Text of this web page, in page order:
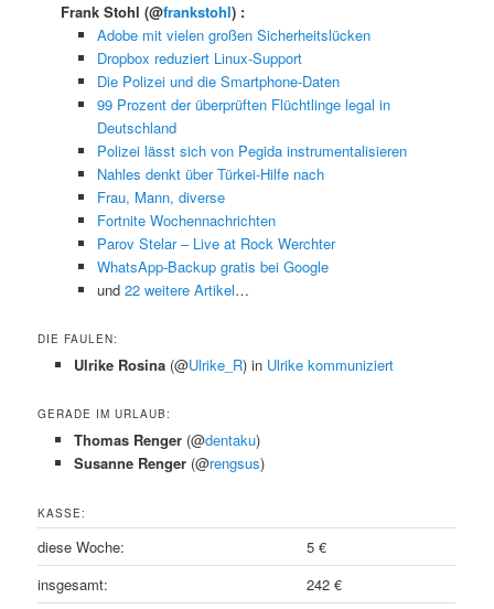
Frank Stohl(@frankstohl) :
Adobe mit vielen großen Sicherheitslücken
Dropbox reduziert Linux-Support
Die Polizei und die Smartphone-Daten
99 Prozent der überprüften Flüchtlinge legal in
Deutschland
Polizei lässt sich von Pegida instrumentalisieren
Nahles denkt über Türkei-Hilfe nach
Frau, Mann, diverse
Fortnite Wochennachrichten
Parov Stelar – Live at Rock Werchter
WhatsApp-Backup gratis bei Google
und 22 weitere Artikel…
DIE FAULEN:
Ulrike Rosina (@Ulrike_R) in Ulrike kommuniziert
GERADE IM URLAUB:
Thomas Renger (@dentaku)
Susanne Renger (@rengsus)
KASSE:
diese Woche:
5 €
insgesamt:
242 €